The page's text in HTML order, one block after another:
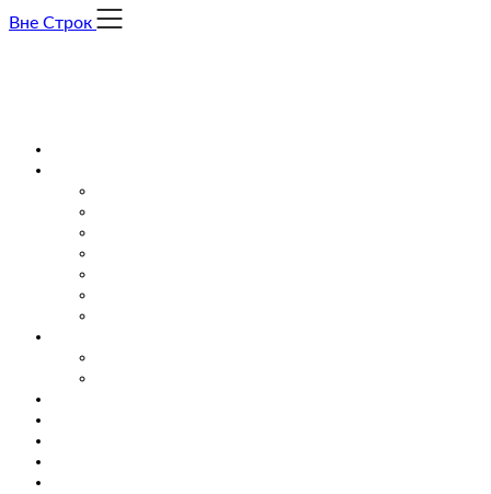
Skip
Вне Строк